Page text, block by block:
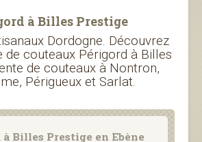
à Billes Prestige
Dordogne. Découvrez
de couteaux Périgord à Billes
de couteaux à Nontron,
Périgueux et Sarlat.
Billes Prestige en Ebène